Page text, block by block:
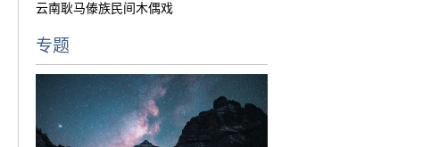
云南耿马傣族民间木偶戏
专题